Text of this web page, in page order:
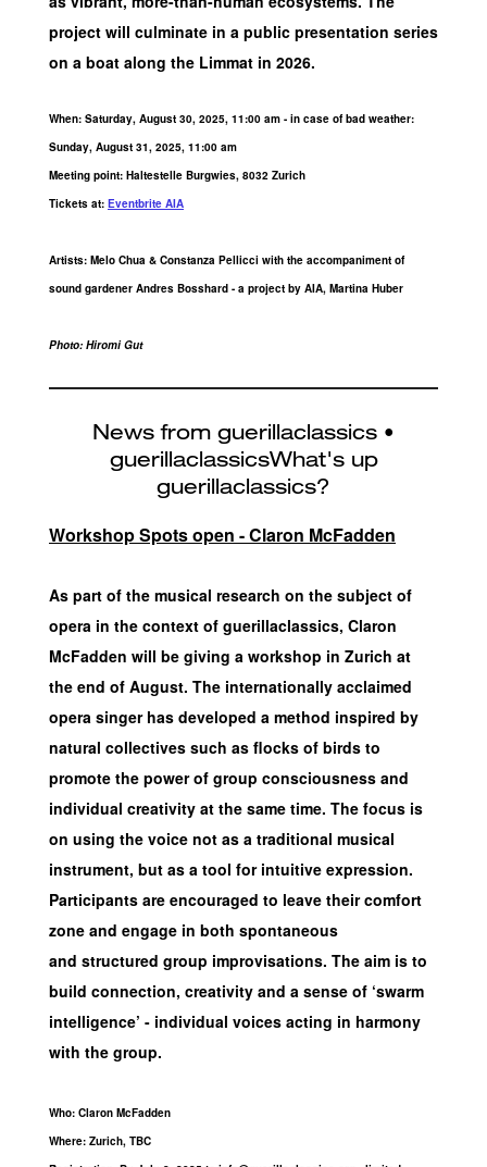
project will culminate in a public presentation series
on a boat along the Limmat in 2026.
When: Saturday, August 30, 2025, 11:00 am - in case of bad weather:
Sunday, August 31, 2025, 11:00 am
Meeting point: Haltestelle Burgwies, 8032 Zurich
Tickets at: Eventbrite AIA
Artists: Melo Chua & Constanza Pellicci with the accompaniment of
sound gardener Andres Bosshard - a project by AIA, Martina Huber
Photo: Hiromi Gut
Workshop Spots open - Claron McFadden
As part of the musical research on the subject of
opera in the context of guerillaclassics, Claron
McFadden will be giving a workshop in Zurich at
the end of August. The internationally acclaimed
opera singer has developed a method inspired by
natural collectives such as flocks of birds to
promote the power of group consciousness and
individual creativity at the same time. The focus is
on using the voice not as a traditional musical
instrument, but as a tool for intuitive expression.
Participants are encouraged to leave their comfort
zone and engage in both spontaneous
and structured group improvisations. The aim is to
build connection, creativity and a sense of ‘swarm
intelligence’ - individual voices acting in harmony
with the group.
Who: Claron McFadden
Where: Zurich, TBC